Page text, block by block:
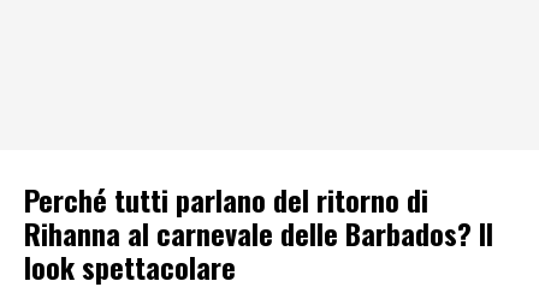
Perché tutti parlano del ritorno di
Rihanna al carnevale delle Barbados? Il
look spettacolare